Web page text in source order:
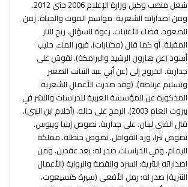
شغل منصب وكيل وزارة الإعلام 2006 حتى 2012.
ومن اصداراته الشعرية: مواسم الموت والحياة. زمن
الصعود. فضاء الأغنيات. رغوة السؤال. ريح النار
المقبلة. أو كما قال (مختارات). قبور الماء. حليب
أسود (عن هارون الرشيد والبرامكة). نقوش على
جدارية. الخروج إلى (عن أبي عبد النتانت الصغير
وتسليم غرناطة). (وقد صدرت الأعمال الشعرية
المذكورة عن المؤسسة العربية للدراسات والنشر في
بيروت العام 2003). الرمح على حاله. (أحلام ابن النبي).
قال الفتى لبنان. على جدارية. نصوص إيليا ويبوس.
نصوص بترا، ورد القوافل. نصوص حنظلة. مملكة
اليمام. وفي الدراسات صدر له: بعد عقدين. ومن
اصداراته النثرية: السرد والقصة والرواية (الأعمال
النثرية) صدر له: رمل الأفعى (سيرة كتسيعوت،